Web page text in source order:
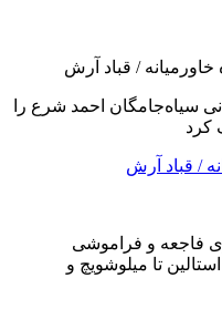
سیاەجامگان احمد شرع را
کرد
/ قباد آرش